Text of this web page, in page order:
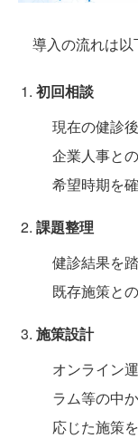
導入の流れは以
初回相談
現在の健診
企業人事と
希望時期を確
課題整理
健診結果を
既存施策と
施策設計
オンライン
ラム等の中
応じた施策